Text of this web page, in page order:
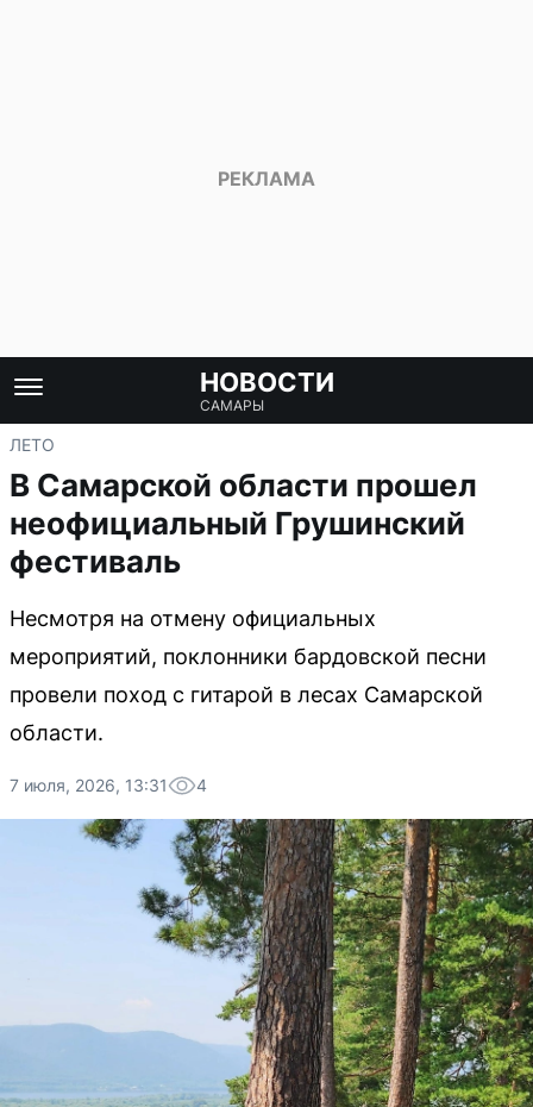
НОВОСТИ
САМАРЫ
ЛЕТО
В Самарской области прошел
неофициальный Грушинский
фестиваль
Несмотря на отмену официальных
мероприятий, поклонники бардовской песни
провели поход с гитарой в лесах Самарской
области.
7 июля, 2026, 13:31 4